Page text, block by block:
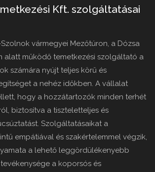
Kft. szolgáltatásai
vármegyei Mezőtúron, a Dózsa
alatt működő temetkezési szolgáltató a
számára nyújt teljes körű és
a nehéz időkben. A vállalat
hogy a hozzátartozók minden terhét
biztosítva a tiszteletteljes és
Szolgáltatásaikat a
empátiával és szakértelemmel végzik,
a lehető leggördülékenyebb
a koporsós és